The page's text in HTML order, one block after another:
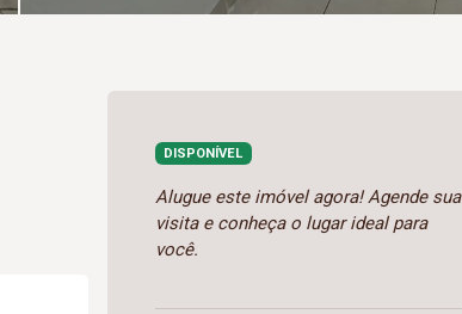
DISPONÍVEL
Alugue este imóvel agora! Agende sua
visita e conheça o lugar ideal para
você.